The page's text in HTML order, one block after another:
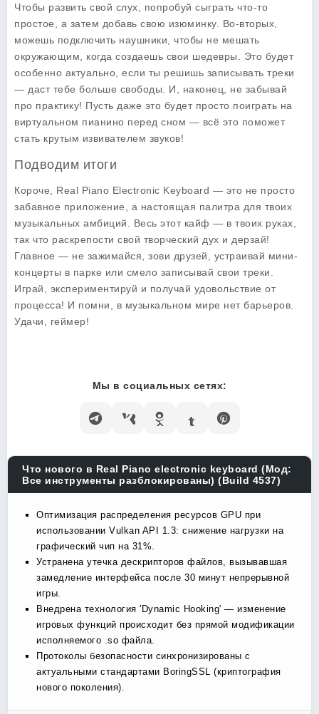
Чтобы развить свой слух, попробуй сыграть что-то
простое, а затем добавь свою изюминку. Во-вторых,
можешь подключить наушники, чтобы не мешать
окружающим, когда создаешь свои шедевры. Это будет
особенно актуально, если ты решишь записывать треки
— даст тебе больше свободы. И, наконец, не забывай
про практику! Пусть даже это будет просто поиграть на
виртуальном пианино перед сном — всё это поможет
стать крутым извивателем звуков!
Подводим итоги
Короче, Real Piano Electronic Keyboard — это не просто
забавное приложение, а настоящая палитра для твоих
музыкальных амбиций. Весь этот кайф — в твоих руках,
так что раскрепости свой творческий дух и дерзай!
Главное — не зажимайся, зови друзей, устраивай мини-
концерты в парке или смело записывай свои треки.
Играй, экспериментируй и получай удовольствие от
процесса! И помни, в музыкальном мире нет барьеров.
Удачи, геймер!
Мы в социальных сетях:
Что нового в Real Piano electronic keyboard (Мод:
Все инструменты разблокированы) (Build 4537)
Оптимизация распределения ресурсов GPU при
использовании Vulkan API 1.3: снижение нагрузки на
графический чип на 31%.
Устранена утечка дескрипторов файлов, вызывавшая
замедление интерфейса после 30 минут непрерывной
игры.
Внедрена технология 'Dynamic Hooking' — изменение
игровых функций происходит без прямой модификации
исполняемого .so файла.
Протоколы безопасности синхронизированы с
актуальными стандартами BoringSSL (криптография
нового поколения).